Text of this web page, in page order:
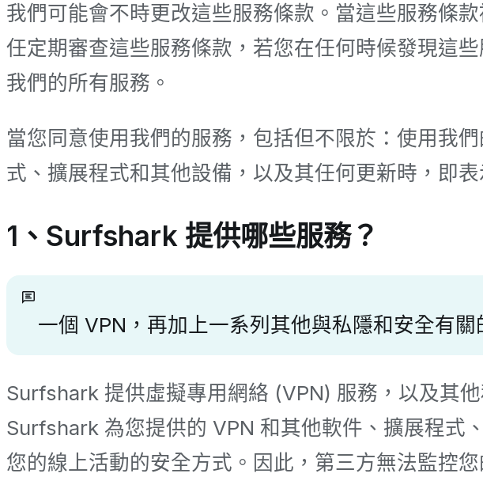
我們可能會不時更改這些服務條款。當這些服務條
任定期審查這些服務條款，若您在任何時候發現這
我們的所有服務。
當您同意使用我們的服務，包括但不限於：使用我
式、擴展程式和其他設備，以及其任何更新時，即
1、Surfshark 提供哪些服務？
一個 VPN，再加上一系列其他與私隱和安全有關
Surfshark 提供虛擬專用網絡 (VPN) 服務，以及其
Surfshark 為您提供的 VPN 和其他軟件、擴展程式
您的線上活動的安全方式。因此，第三方無法監控